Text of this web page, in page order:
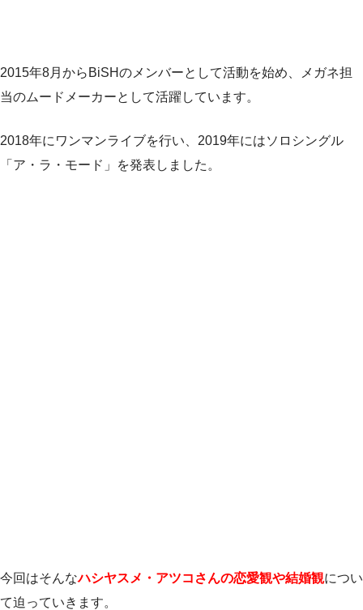
2015年8月からBiSHのメンバーとして活動を始め、メガネ担
当のムードメーカーとして活躍しています。
2018年にワンマンライブを行い、2019年にはソロシングル
「ア・ラ・モード」を発表しました。
今回はそんなハシヤスメ・アツコさんの恋愛観や結婚観につい
て迫っていきます。